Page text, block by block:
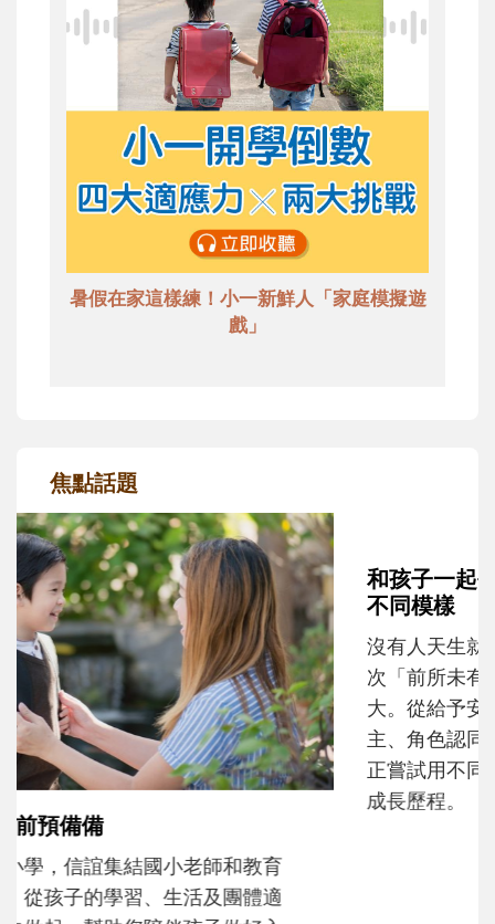
暑假在家這樣練！小一新鮮人「家庭模擬遊
戲」
焦點話題
和孩子一起長大的那個男人│讀懂父親的
不同模樣
沒有人天生就擅長當爸爸！男人總是在一次